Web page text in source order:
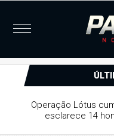
Justiça concede
de furtos e